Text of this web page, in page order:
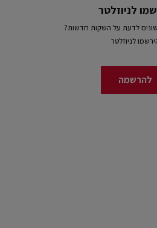
לניוזלטר
לדעת על השקות חדשות?
לניוזלטר
להרשמה